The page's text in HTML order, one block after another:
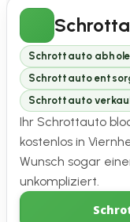
Schrottauto
Schrottauto
Schrottauto
Ihr Schrottauto
kostenlos in
Wunsch sogar
unkompliziert.